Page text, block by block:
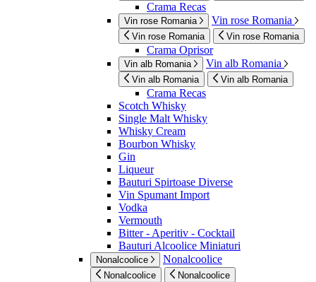
Crama Recas
Vin rose Romania Vin rose Romania
Vin rose Romania Vin rose Romania
Crama Oprisor
Vin alb Romania Vin alb Romania
Vin alb Romania Vin alb Romania
Crama Recas
Scotch Whisky
Single Malt Whisky
Whisky Cream
Bourbon Whisky
Gin
Liqueur
Bauturi Spirtoase Diverse
Vin Spumant Import
Vodka
Vermouth
Bitter - Aperitiv - Cocktail
Bauturi Alcoolice Miniaturi
Nonalcoolice Nonalcoolice
Nonalcoolice Nonalcoolice